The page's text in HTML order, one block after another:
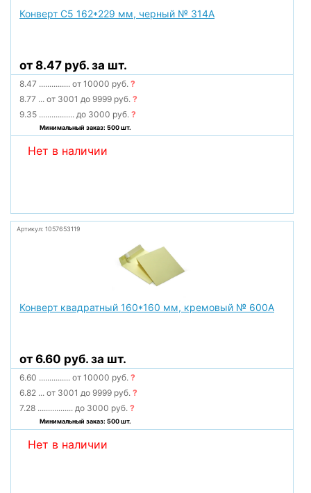
Конверт С5 162*229 мм, черный № 314А
от 8.47 руб. за шт.
8.47 ............... от 10000 руб.?
8.77 ... от 3001 до 9999 руб.?
9.35 ................. до 3000 руб.?
Минимальный заказ: 500 шт.
Нет в наличии
Артикул: 1057653119
Конверт квадратный 160*160 мм, кремовый № 600А
от 6.60 руб. за шт.
6.60 ............... от 10000 руб.?
6.82 ... от 3001 до 9999 руб.?
7.28 ................. до 3000 руб.?
Минимальный заказ: 500 шт.
Нет в наличии